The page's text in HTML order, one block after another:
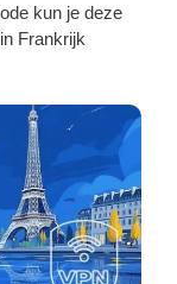
kun je deze
Frankrijk